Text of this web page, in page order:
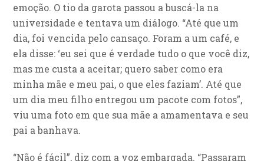
emoção. O tio da garota passou a buscá-la na
universidade e tentava um diálogo. “Até que um
dia, foi vencida pelo cansaço. Foram a um café, e
ela disse: ‘eu sei que é verdade tudo o que você diz,
mas me custa a aceitar; quero saber como era
minha mãe e meu pai, o que eles faziam’. Até que
um dia meu filho entregou um pacote com fotos”,
viu uma foto em que sua mãe a amamentava e seu
pai a banhava.
“Não é fácil”, diz com a voz embargada. “Passaram